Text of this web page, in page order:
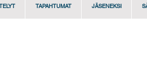
TAPAHTUMAT JÄSENEKSI